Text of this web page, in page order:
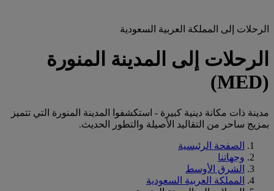
الرحلات إلى المملكة العربية السعودية
الرحلات إلى المدينة المنورة
(MED)
مدينة ذات مكانة دينية كبيرة - استكشفوا المدينة المنورة التي تتميز
بمزيج ساحر من التقاليد الأصيلة والتطور الحديث.
الصفحة الرئيسية
وجهاتنا
الشرق الأوسط
المملكة العربية السعودية